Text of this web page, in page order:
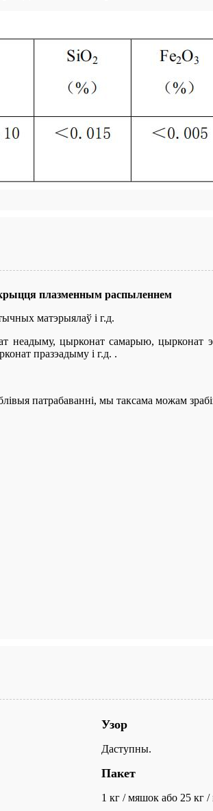
плазменным распыленнем
матэрыялаў і г.д.
неадыму, цырконат самарыю, цырконат
празэадыму і г.д. .
патрабаванні, мы таксама можам
Узор
Даступны.
Пакет
1 кг / мяшок або 25 кг